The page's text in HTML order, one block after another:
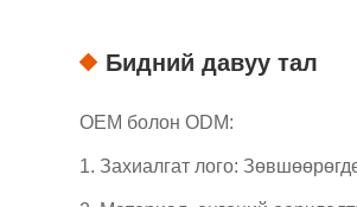
Бидний давуу тал
OEM болон ODM:
1. Захиалгат лого: